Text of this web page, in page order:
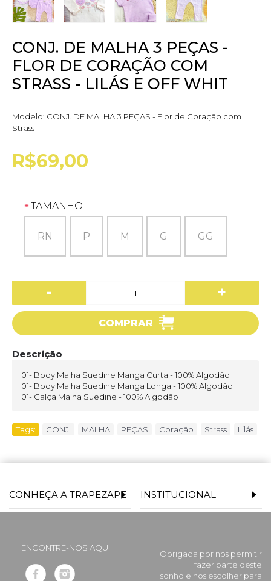
CONJ. DE MALHA 3 PEÇAS -
FLOR DE CORAÇÃO COM
STRASS - LILÁS E OFF WHIT
Modelo: CONJ. DE MALHA 3 PEÇAS - Flor de Coração com
Strass
R$69,00
TAMANHO
RN P M G GG
- +
COMPRAR
Descrição
01- Body Malha Suedine Manga Curta - 100% Algodão
01- Body Malha Suedine Manga Longa - 100% Algodão
01- Calça Malha Suedine - 100% Algodão
Tags: CONJ. MALHA PEÇAS Coração Strass Lilás
CONHEÇA A TRAPEZAPE INSTITUCIONAL
ENCONTRE-NOS AQUI
Obrigada por nos permitir
fazer parte deste
sonho e nos escolher para